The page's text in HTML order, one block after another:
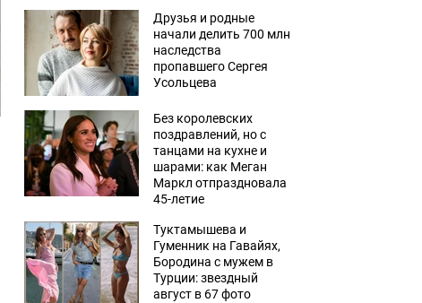
Друзья и родные
начали делить 700 млн
наследства
пропавшего Сергея
Усольцева
Без королевских
поздравлений, но с
танцами на кухне и
шарами: как Меган
Маркл отпраздновала
45-летие
Туктамышева и
Гуменник на Гавайях,
Бородина с мужем в
Турции: звездный
август в 67 фото